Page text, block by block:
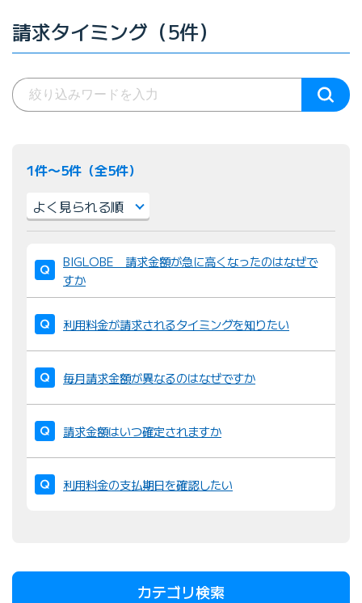
請求タイミング（5件）
1件〜5件（全5件）
び
替
え
：
BIGLOBE 請求金額が急に高くなったのはなぜで
すか
利用料金が請求されるタイミングを知りたい
毎月請求金額が異なるのはなぜですか
請求金額はいつ確定されますか
利用料金の支払期日を確認したい
カテゴリ検索